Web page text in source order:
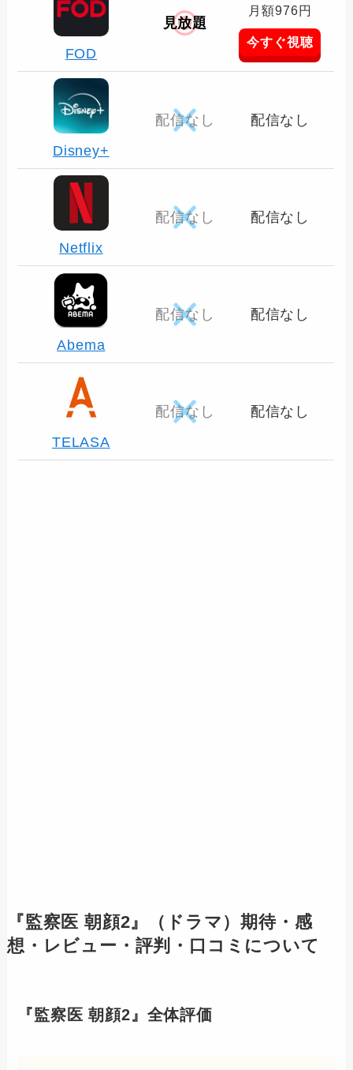
FOD
見放題
月額976円
今すぐ視聴
Disney+
配信なし 配信なし
Netflix
配信なし 配信なし
Abema
配信なし 配信なし
TELASA
配信なし 配信なし
『監察医 朝顔2』（ドラマ）期待・感
想・レビュー・評判・口コミについて
『監察医 朝顔2』全体評価